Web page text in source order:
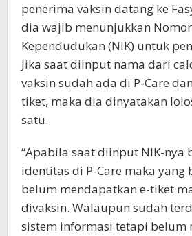
penerima vaksin datang ke
dia wajib menunjukkan
Kependudukan (NIK) untuk
Jika saat diinput nama dari
vaksin sudah ada di P-Care
tiket, maka dia dinyatakan
satu.
“Apabila saat diinput NIK-nya
identitas di P-Care maka yang
belum mendapatkan e-tiket
divaksin. Walaupun sudah
sistem informasi tetapi belum